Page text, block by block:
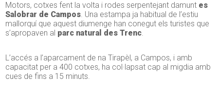
Motors, cotxes fent la volta i rodes serpentejant damunt es
Salobrar de Campos. Una estampa ja habitual de l’estiu
mallorquí que aquest diumenge han conegut els turistes que
s’apropaven al parc natural des Trenc.
L’accés a l’aparcament de na Tirapèl, a Campos, i amb
capacitat per a 400 cotxes, ha col·lapsat cap al migdia amb
cues de fins a 15 minuts.